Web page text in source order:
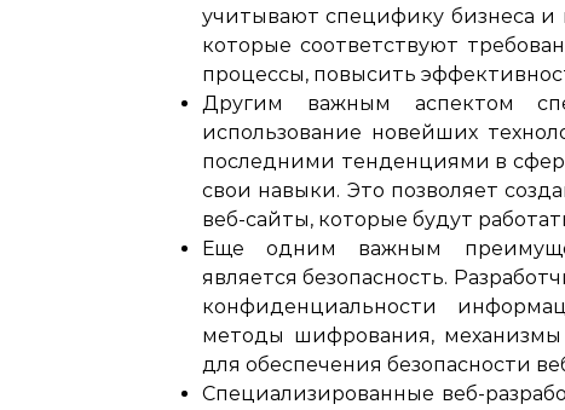
учитывают специфику бизнеса
которые соответствуют
процессы, повысить
Другим важным аспектом
использование новейших
последними тенденциями в
свои навыки. Это позволяет
веб-сайты, которые будут
Еще одним важным
является безопасность.
конфиденциальности
методы шифрования, механизмы
для обеспечения безопасности
Специализированные веб-